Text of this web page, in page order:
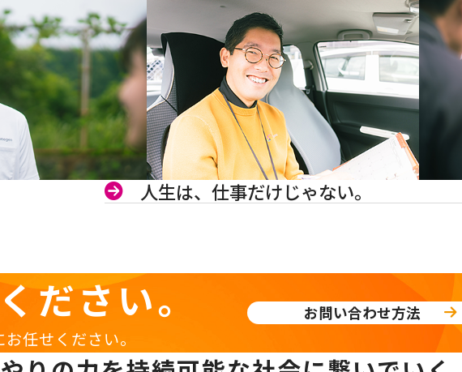
人生は、仕事だけじゃない。
ださい。
任せください。
お問い合わせ方法